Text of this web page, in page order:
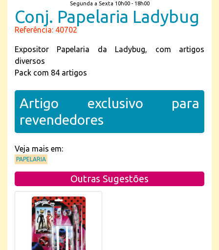
Segunda a Sexta 10h00 - 18h00
Conj. Papelaria Ladybug
Referência: 40702
Expositor Papelaria da Ladybug, com artigos
diversos
Pack com 84 artigos
Artigo exclusivo para
revendedores
Veja mais em:
PAPELARIA
Outras Sugestões